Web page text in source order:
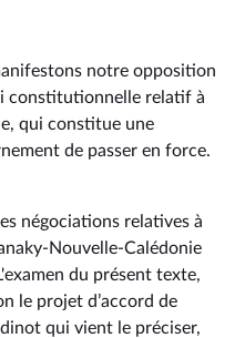
notre opposition
constitutionnelle relatif à
qui constitue une
de passer en force.
négociations relatives à
Nouvelle-Calédonie
du présent texte,
le projet d’accord de
qui vient le préciser,